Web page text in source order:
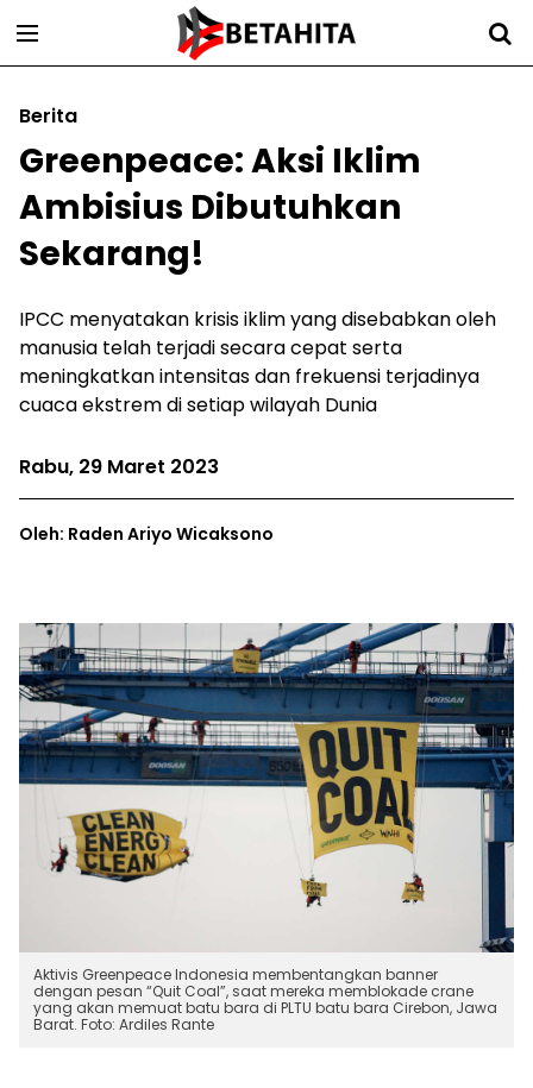
Berita
Greenpeace: Aksi Iklim
Ambisius Dibutuhkan
Sekarang!
IPCC menyatakan krisis iklim yang disebabkan oleh
manusia telah terjadi secara cepat serta
meningkatkan intensitas dan frekuensi terjadinya
cuaca ekstrem di setiap wilayah Dunia
Rabu, 29 Maret 2023
Oleh: Raden Ariyo Wicaksono
Aktivis Greenpeace Indonesia membentangkan banner
dengan pesan “Quit Coal”, saat mereka memblokade crane
yang akan memuat batu bara di PLTU batu bara Cirebon, Jawa
Barat. Foto: Ardiles Rante